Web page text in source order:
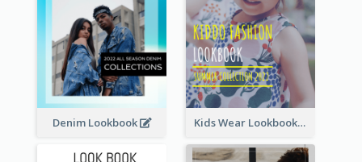
Denim Lookbook Kids Wear Lookbook